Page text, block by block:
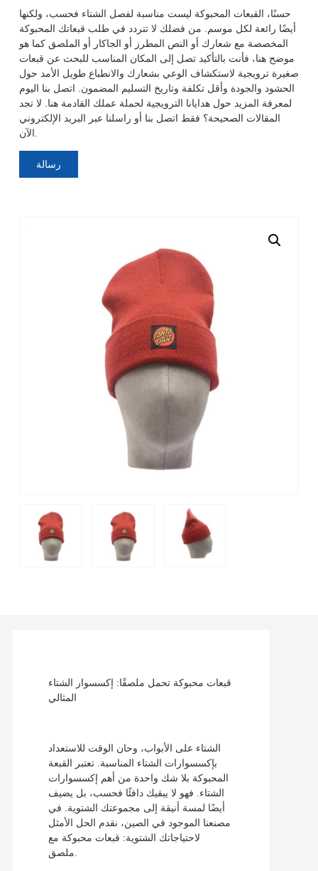
حسنًا، القبعات المحبوكة ليست مناسبة لفصل الشتاء فحسب، ولكنها
أيضًا رائعة لكل موسم. من فضلك لا تتردد في طلب قبعاتك المحبوكة
المخصصة مع شعارك أو النص المطرز أو الجاكار أو الملصق كما هو
موضح هنا، فأنت بالتأكيد تصل إلى المكان المناسب للبحث عن قبعات
صغيرة ترويجية لاستكشاف الوعي بشعارك والانطباع طويل الأمد حول
الحشود والجودة وأقل تكلفة وتاريخ التسليم المضمون. اتصل بنا اليوم
لمعرفة المزيد حول هدايانا الترويجية لحملة عملك القادمة هنا. لا تجد
المقالات الصحيحة؟ فقط اتصل بنا أو راسلنا عبر البريد الإلكتروني
رسالة
قبعات محبوكة تحمل ملصقًا: إكسسوار الشتاء
المثالي
الشتاء على الأبواب، وحان الوقت للاستعداد
بإكسسوارات الشتاء المناسبة. تعتبر القبعة
المحبوكة بلا شك واحدة من أهم إكسسوارات
الشتاء. فهو لا يبقيك دافئًا فحسب، بل يضيف
أيضًا لمسة أنيقة إلى مجموعتك الشتوية. في
مصنعنا الموجود في الصين، نقدم الحل الأمثل
لاحتياجاتك الشتوية: قبعات محبوكة مع